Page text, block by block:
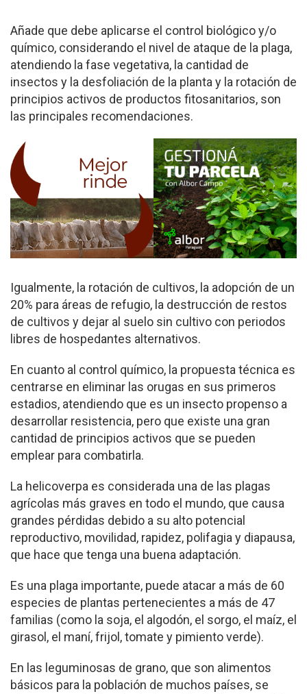
Añade que debe aplicarse el control biológico y/o
químico, considerando el nivel de ataque de la plaga,
atendiendo la fase vegetativa, la cantidad de
insectos y la desfoliación de la planta y la rotación de
principios activos de productos fitosanitarios, son
las principales recomendaciones.
Igualmente, la rotación de cultivos, la adopción de un
20% para áreas de refugio, la destrucción de restos
de cultivos y dejar al suelo sin cultivo con periodos
libres de hospedantes alternativos.
En cuanto al control químico, la propuesta técnica es
centrarse en eliminar las orugas en sus primeros
estadios, atendiendo que es un insecto propenso a
desarrollar resistencia, pero que existe una gran
cantidad de principios activos que se pueden
emplear para combatirla.
La helicoverpa es considerada una de las plagas
agrícolas más graves en todo el mundo, que causa
grandes pérdidas debido a su alto potencial
reproductivo, movilidad, rapidez, polifagia y diapausa,
que hace que tenga una buena adaptación.
Es una plaga importante, puede atacar a más de 60
especies de plantas pertenecientes a más de 47
familias (como la soja, el algodón, el sorgo, el maíz, el
girasol, el maní, frijol, tomate y pimiento verde).
En las leguminosas de grano, que son alimentos
básicos para la población de muchos países, se